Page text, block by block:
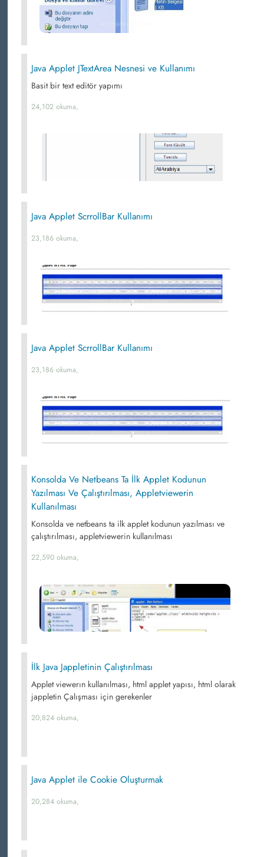
Java Applet JTextArea Nesnesi ve Kullanımı
Basit bir text editör yapımı
24,102 okuma,
Java Applet ScrrollBar Kullanımı
23,186 okuma,
Java Applet ScrrollBar Kullanımı
23,186 okuma,
Konsolda Ve Netbeans Ta İlk Applet Kodunun
Yazılması Ve Çalıştırılması, Appletviewerin
Kullanılması
Konsolda ve netbeans ta ilk applet kodunun yazılması ve
çalıştırılması, appletviewerin kullanılması
22,590 okuma,
İlk Java Jappletinin Çalıştırılması
Applet viewerın kullanılması, html applet yapısı, html olarak
jappletin Çalışması için gerekenler
20,824 okuma,
Java Applet ile Cookie Oluşturmak
20,284 okuma,